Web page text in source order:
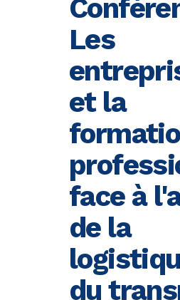
Les
et la
face à
de la
du